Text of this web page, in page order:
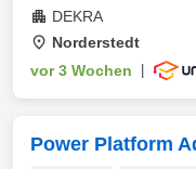
DEKRA
Norderstedt
vor 3 Wochen
Power Platform